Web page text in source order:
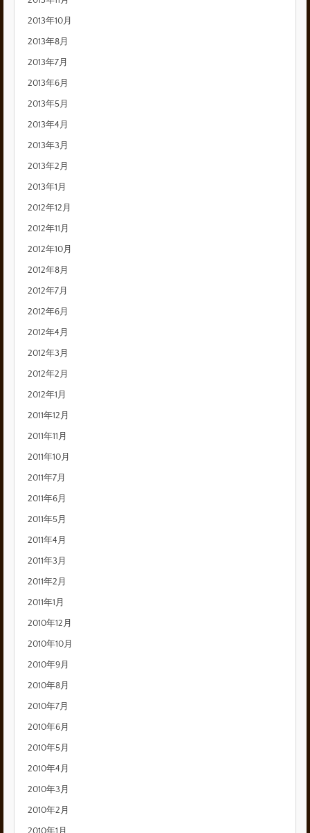
2013年10月
2013年8月
2013年7月
2013年6月
2013年5月
2013年4月
2013年3月
2013年2月
2013年1月
2012年12月
2012年11月
2012年10月
2012年8月
2012年7月
2012年6月
2012年4月
2012年3月
2012年2月
2012年1月
2011年12月
2011年11月
2011年10月
2011年7月
2011年6月
2011年5月
2011年4月
2011年3月
2011年2月
2011年1月
2010年12月
2010年10月
2010年9月
2010年8月
2010年7月
2010年6月
2010年5月
2010年4月
2010年3月
2010年2月
2010年1月